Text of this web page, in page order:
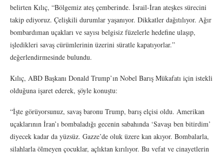
belirten Kılıç, “Bölgemiz ateş çemberinde. İsrail-İran ateşkes sürecini
takip ediyoruz. Çelişkili durumlar yaşanıyor. Dikkatler dağıtılıyor. Ağır
bombardıman uçakları ve sayısı belgisiz füzelerle hedefine ulaşıp,
işledikleri savaş cürümlerinin üzerini süratle kapatıyorlar.”
değerlendirmesinde bulundu.
Kılıç, ABD Başkanı Donald Trump’ın Nobel Barış Mükafatı için istekli
olduğuna işaret ederek, şöyle konuştu:
“İşte görüyorsunuz, savaş baronu Trump, barış elçisi oldu. Amerikan
uçaklarının İran’ı bombaladığı gecenin sabahında ‘Savaşı ben bitirdim’
diyecek kadar da yüzsüz. Gazze’de oluk üzere kan akıyor. Bombalarla,
silahlarla ölmeyen çocuklar, açlıktan kırılıyor. Bu vefat ve cinayetlerin